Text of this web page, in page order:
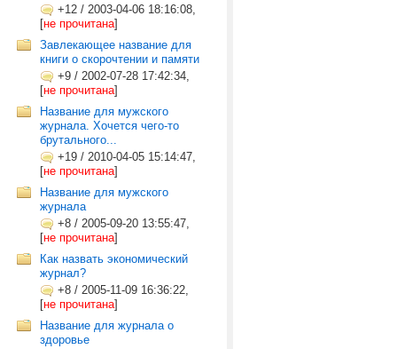
+12 / 2003-04-06 18:16:08,
[не прочитана]
Завлекающее название для
книги о скорочтении и памяти
+9 / 2002-07-28 17:42:34,
[не прочитана]
Название для мужского
журнала. Хочется чего-то
брутального...
+19 / 2010-04-05 15:14:47,
[не прочитана]
Название для мужского
журнала
+8 / 2005-09-20 13:55:47,
[не прочитана]
Как назвать экономический
журнал?
+8 / 2005-11-09 16:36:22,
[не прочитана]
Название для журнала о
здоровье